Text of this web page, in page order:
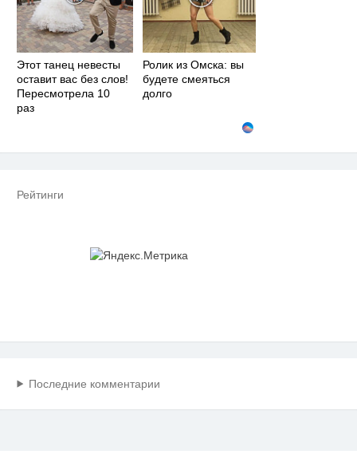
Этот танец невесты
оставит вас без слов!
Пересмотрела 10
раз
Ролик из Омска: вы
будете смеяться
долго
Рейтинги
Последние комментарии